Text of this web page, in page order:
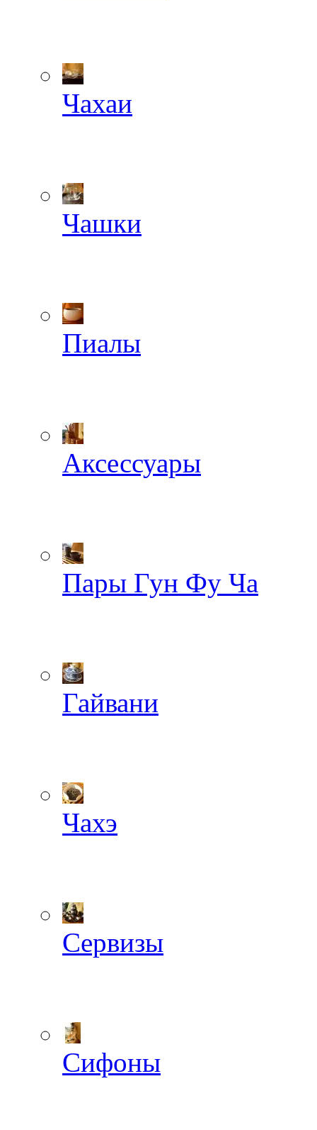
Чахаи
Чашки
Пиалы
Аксессуары
Пары Гун Фу Ча
Гайвани
Чахэ
Сервизы
Сифоны